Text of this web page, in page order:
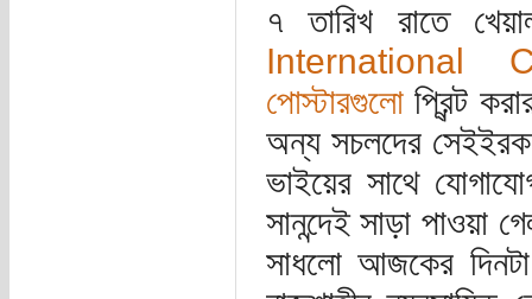
৭ তারিখ রাতে
International
পোস্টারগুলোপ্রিন্ট
অন্য সচলদের
ভাইয়ের সাথে
সানন্দেই সাড়া পাওয়া
সাধলো আজকের